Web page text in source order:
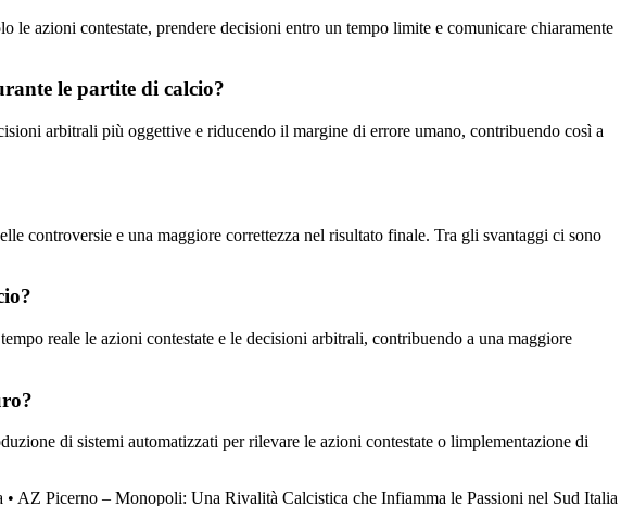
azioni contestate, prendere decisioni entro un tempo limite e comunicare chiaramente
le partite di calcio?
arbitrali più oggettive e riducendo il margine di errore umano, contribuendo così a
controversie e una maggiore correttezza nel risultato finale. Tra gli svantaggi ci sono
reale le azioni contestate e le decisioni arbitrali, contribuendo a una maggiore
di sistemi automatizzati per rilevare le azioni contestate o limplementazione di
• AZ Picerno – Monopoli: Una Rivalità Calcistica che Infiamma le Passioni nel Sud Italia